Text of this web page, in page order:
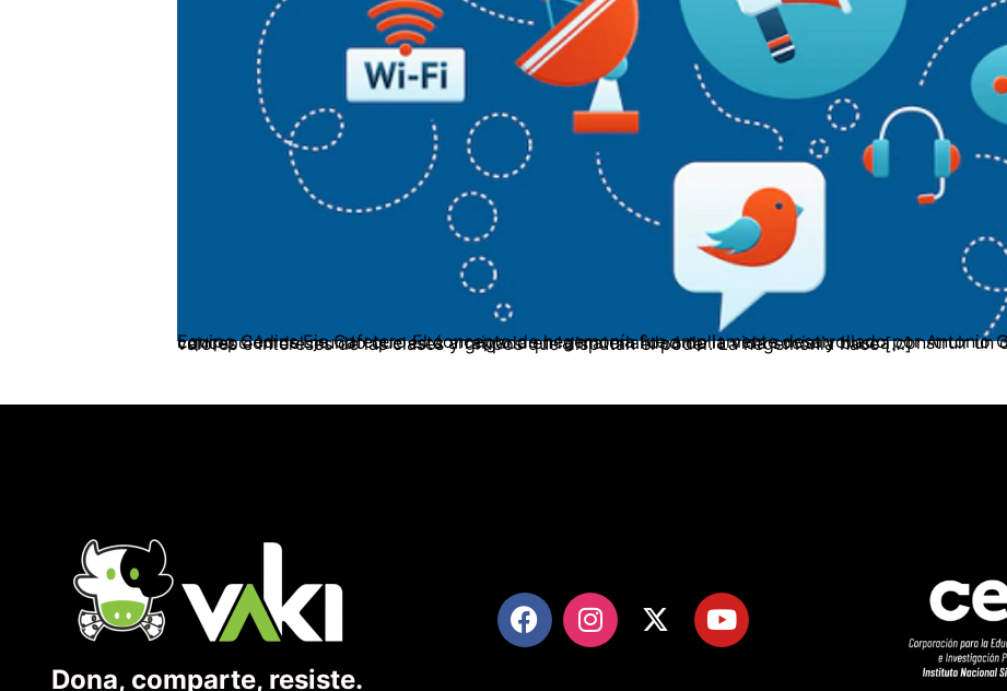
Equipo Cedins Eje Cafetero El concepto de hegemonía fue ampliamente desarrollado por Antonio Gramsci. La hegemonía es una concepción del mundo que está arraigada en la materialidad de la vida social y busca construir un consenso activo alrededor de los valores e intereses de las clases y grupos que disputan el poder. La hegemonía hace […]
Dona, comparte, resiste.